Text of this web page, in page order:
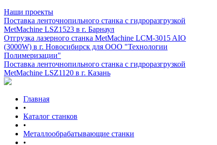
Наши проекты
Поставка ленточнопильного станка c гидроразгрузкой
MetMachine LSZ1523 в г. Барнаул
Отгрузка лазерного станка MetMachine LCM-3015 AIO
(3000W) в г. Новосибирск для ООО "Технологии
Полимеризации"
Поставка ленточнопильного станка c гидроразгрузкой
MetMachine LSZ1120 в г. Казань
Главная
•
Каталог станков
•
Металлообрабатывающие станки
•